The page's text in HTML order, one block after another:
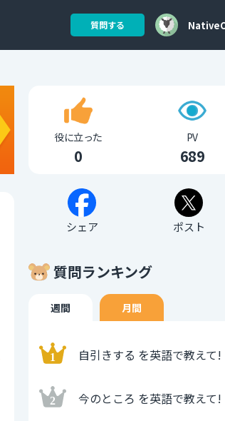
質問する
役に立った
0
PV
689
シェア ポスト
質問ランキング
週間 月間
自引きする を英語で教えて!
今のところ を英語で教えて!